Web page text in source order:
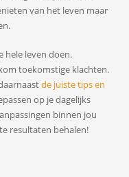
van het leven maar
hele leven doen.
toekomstige klachten.
de juiste tips en
op je dagelijks
binnen jou
resultaten behalen!